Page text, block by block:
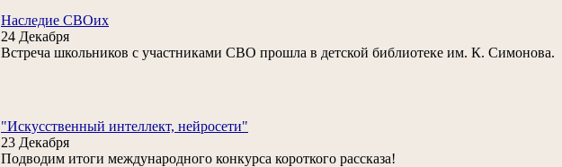
Наследие СВОих
24 Декабря
Встреча школьников с участниками СВО прошла в детской библиотеке им. К. Симонова.
"Искусственный интеллект, нейросети"
23 Декабря
Подводим итоги международного конкурса короткого рассказа!